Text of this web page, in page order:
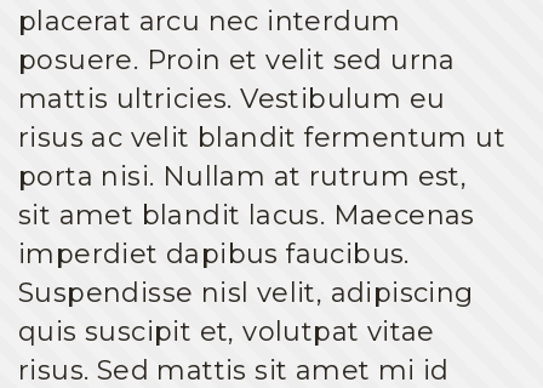
placerat arcu nec interdum
posuere. Proin et velit sed urna
mattis ultricies. Vestibulum eu
risus ac velit blandit fermentum ut
porta nisi. Nullam at rutrum est,
sit amet blandit lacus. Maecenas
imperdiet dapibus faucibus.
Suspendisse nisl velit, adipiscing
quis suscipit et, volutpat vitae
risus. Sed mattis sit amet mi id